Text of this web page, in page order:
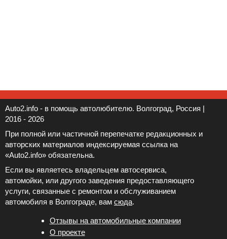
Auto2.info - в помощь автолюбителю. Волгоград, Россия |
2016 - 2026
При полной или частичной перепечатке редакционных и
авторских материалов индексируемая ссылка на
«Auto2.info» обязательна.
Если вы являетесь владельцем автосервиса,
автомойки, или другого заведения предоставляющего
услуги, связанные с ремонтом и обслуживанием
автомобиля в Волгограде, вам сюда.
Отзывы на автомобильные компании